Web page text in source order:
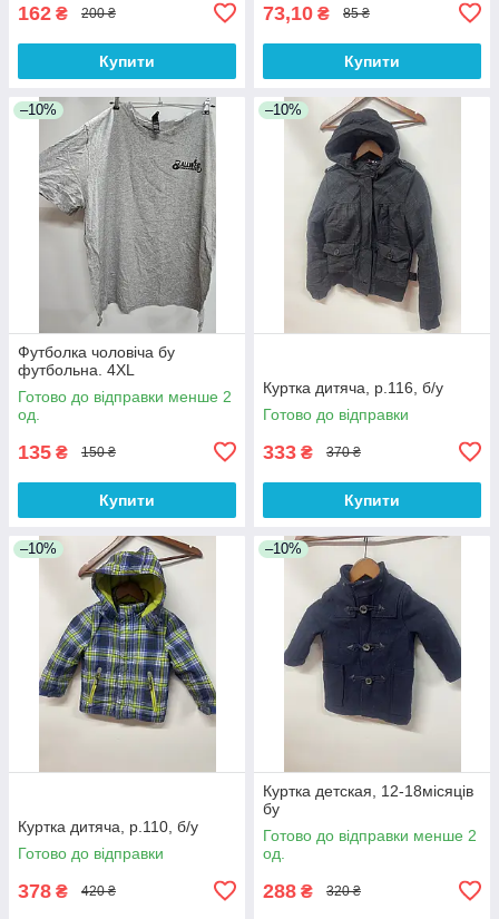
162 ₴ 200 ₴
Купити
73,10 ₴ 85 ₴
Купити
–10%
Футболка чоловіча бу
футбольна. 4XL
Готово до відправки менше 2
од.
135 ₴ 150 ₴
Купити
–10%
Куртка дитяча, р.116, б/у
Готово до відправки
333 ₴ 370 ₴
Купити
–10%
Куртка дитяча, р.110, б/у
Готово до відправки
378 ₴ 420 ₴
–10%
Куртка детская, 12-18місяців
бу
Готово до відправки менше 2
од.
288 ₴ 320 ₴